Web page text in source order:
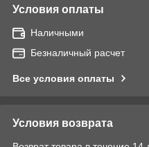
Условия оплаты
Наличными
Безналичный расчет
Все условия оплаты
Условия возврата